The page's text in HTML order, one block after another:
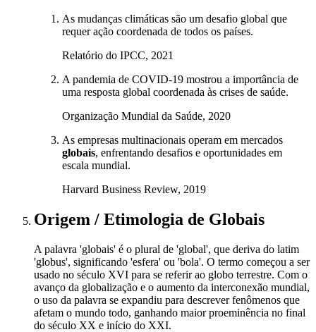
As mudanças climáticas são um desafio global que
requer ação coordenada de todos os países.
Relatório do IPCC, 2021
A pandemia de COVID-19 mostrou a importância de
uma resposta global coordenada às crises de saúde.
Organização Mundial da Saúde, 2020
As empresas multinacionais operam em mercados
globais, enfrentando desafios e oportunidades em
escala mundial.
Harvard Business Review, 2019
Origem / Etimologia de Globais
A palavra 'globais' é o plural de 'global', que deriva do latim
'globus', significando 'esfera' ou 'bola'. O termo começou a ser
usado no século XVI para se referir ao globo terrestre. Com o
avanço da globalização e o aumento da interconexão mundial,
o uso da palavra se expandiu para descrever fenômenos que
afetam o mundo todo, ganhando maior proeminência no final
do século XX e início do XXI.